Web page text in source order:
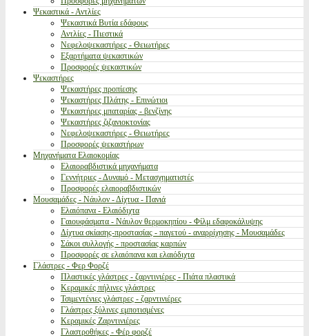
Ψεκαστικά - Αντλίες
Ψεκαστικά Βυτία εδάφους
Αντλίες - Πιεστικά
Νεφελοψεκαστήρες - Θειωτήρες
Εξαρτήματα ψεκαστικών
Προσφορές ψεκαστικών
Ψεκαστήρες
Ψεκαστήρες προπίεσης
Ψεκαστήρες Πλάτης - Επινώτιοι
Ψεκαστήρες μπαταρίας - βενζίνης
Ψεκαστήρες ζιζανιοκτονίας
Νεφελοψεκαστήρες - Θειωτήρες
Προσφορές ψεκαστήρων
Μηχανήματα Ελαιοκομίας
Ελαιοραβδιστικά μηχανήματα
Γεννήτριες - Δυναμό - Μετασχηματιστές
Προσφορές ελαιοραβδιστικών
Μουσαμάδες - Νάυλον - Δίχτυα - Πανιά
Ελαιόπανα - Ελαιόδιχτα
Γαιουφάσματα - Νάυλον θερμοκηπίου - Φίλμ εδαφοκάλυψης
Δίχτυα σκίασης-προστασίας - παγετού - αναρρίχησης - Μουσαμάδες
Σάκοι συλλογής - προστασίας καρπών
Προσφορές σε ελαιόπανα και ελαιόδιχτα
Γλάστρες - Φερ Φορζέ
Πλαστικές γλάστρες - ζαρντινιέρες - Πιάτα πλαστικά
Κεραμικές πήλινες γλάστρες
Τσιμεντένιες γλάστρες - ζαρντινιέρες
Γλάστρες ξύλινες εμποτισμένες
Κεραμικές Ζαρντινιέρες
Γλαστροθήκες - Φέρ φορζέ